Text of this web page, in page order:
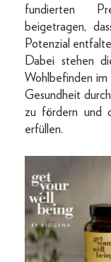
fundierten
beigetragen,
Potenzial
Dabei stehen
Wohlbefinden
Gesundheit
zu fördern und
erfüllen.